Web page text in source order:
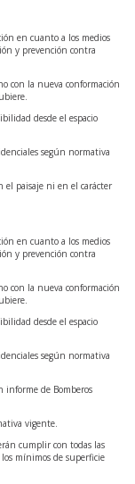
en cuanto a los medios
y prevención contra
con la nueva conformación
desde el espacio
según normativa
paisaje ni en el carácter
en cuanto a los medios
y prevención contra
con la nueva conformación
desde el espacio
según normativa
informe de Bomberos
vigente.
cumplir con todas las
mínimos de superficie